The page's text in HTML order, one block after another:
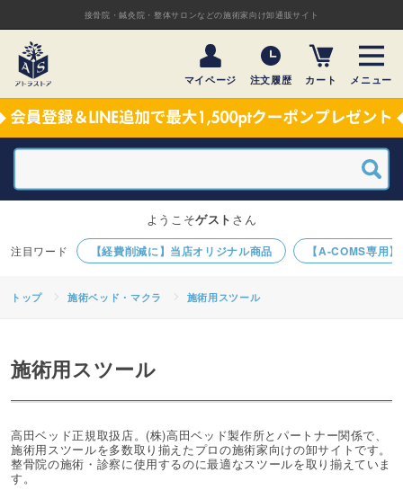
接骨院・鍼灸院・整体サロンなどの施術家向け卸通販サイト
マイページ 注文履歴 カート メニュー
【経費削減に】当店オリジナル商品 【A-COMS専用
ようこそゲスト さん
トップ 施術ベッド・マクラ 施術用スツール
施術用スツール
高田ベッド正規取扱店。(株)高田ベッド製作所とパートナー関係で、
施術用スツールを多数取り揃えたプロの施術家向けの卸サイトです。
整骨院の施術・診察に使用するのに最適なスツールを取り揃えていま
す。